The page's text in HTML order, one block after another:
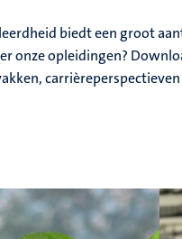
biedt een groot
onze opleidingen?